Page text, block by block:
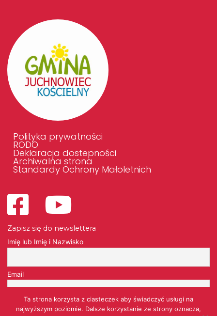
Polityka prywatności
RODO
Deklaracja dostepności
Archiwalna strona
Standardy Ochrony Małoletnich
Zapisz się do newslettera
Imię lub Imię i Nazwisko
Email
Przechodząc dalej, akceptujesz politykę prywatności
Ta strona korzysta z ciasteczek aby świadczyć usługi na
najwyższym poziomie. Dalsze korzystanie ze strony oznacza,